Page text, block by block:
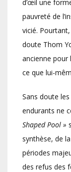
d’œil une
pauvreté de
vicié.
doute Thom
ancienne pour
ce que lui-
Sans doute
endurants ne
Shaped Pool »
synthèse, de
périodes
des refus des